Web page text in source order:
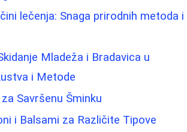
lečenja: Snaga prirodnih metoda i
Mladeža i Bradavica u
i Metode
Savršenu Šminku
i Balsami za Različite Tipove